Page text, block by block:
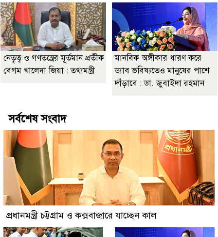
নেতৃত্ব ও গণতন্ত্রের মূর্তমান প্রতীক
বেগম খালেদা জিয়া : তথ্যমন্ত্রী
মানবিক অঙ্গীকার ধারণ করে
ড্যাব ভবিষ্যতেও মানুষের পাশে
দাঁড়াবে : ডা. জুবাইদা রহমান
সর্বশেষ সংবাদ
প্রধানমন্ত্রী চট্টগ্রাম ও কক্সবাজারে যাচ্ছেন কাল